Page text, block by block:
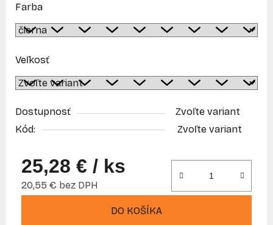
Farba
Veľkosť
Dostupnosť
Zvoľte variant
Kód:
Zvoľte variant
25,28 € / ks
20,55 € bez DPH
DO KOŠÍKA